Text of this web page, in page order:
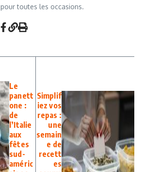
pour toutes les occasions.
Le
panett
one :
de
l’Italie
aux
fêtes
sud-
améric
Simplif
iez vos
repas :
une
semain
e de
recett
es